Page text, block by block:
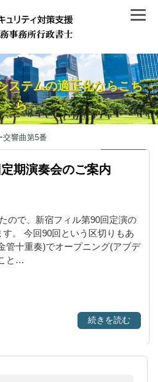
ステムの適正化ならこち
ら
交響曲第5番
期演奏会のご案内
ので、新宿フィル第90回定演の
。 今回90回という区切りもあ
管十重奏)でオープニング(アブデ
と…
続きを読む